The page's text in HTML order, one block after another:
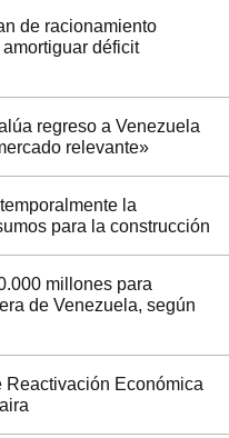
de racionamiento
déficit
regreso a Venezuela
relevante»
la
para la construcción
millones para
de Venezuela, según
Económica